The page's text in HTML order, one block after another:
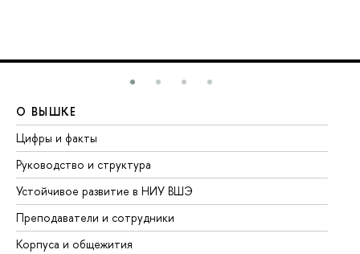
О ВЫШКЕ
Цифры и факты
Руководство и структура
Устойчивое развитие в НИУ ВШЭ
Преподаватели и сотрудники
Корпуса и общежития